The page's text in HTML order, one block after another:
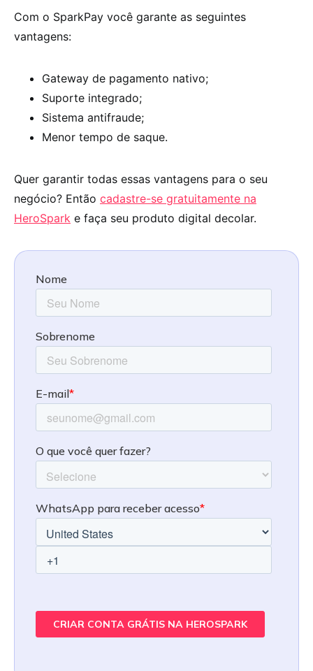
Com o SparkPay você garante as seguintes
vantagens:
Gateway de pagamento nativo;
Suporte integrado;
Sistema antifraude;
Menor tempo de saque.
Quer garantir todas essas vantagens para o seu
negócio? Então cadastre-se gratuitamente na
HeroSpark e faça seu produto digital decolar.